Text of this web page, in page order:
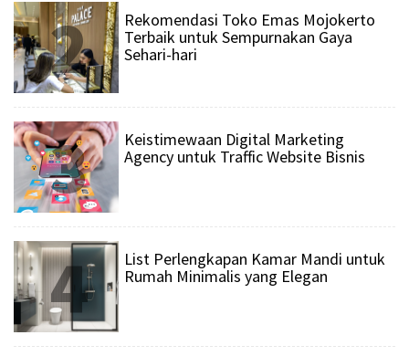
2
Rekomendasi Toko Emas Mojokerto
Terbaik untuk Sempurnakan Gaya
Sehari-hari
3
Keistimewaan Digital Marketing
Agency untuk Traffic Website Bisnis
4
List Perlengkapan Kamar Mandi untuk
Rumah Minimalis yang Elegan